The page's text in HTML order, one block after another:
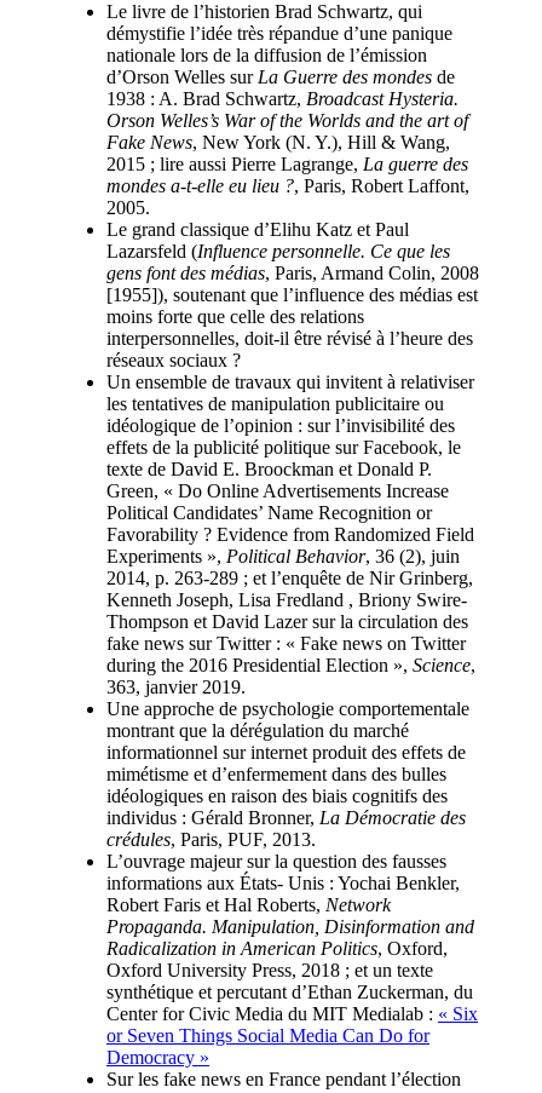
Le livre de l’historien Brad Schwartz, qui
démystifie l’idée très répandue d’une panique
nationale lors de la diffusion de l’émission
d’Orson Welles sur La Guerre des mondes de
1938 : A. Brad Schwartz, Broadcast Hysteria.
Orson Welles’s War of the Worlds and the art of
Fake News, New York (N. Y.), Hill & Wang,
2015 ; lire aussi Pierre Lagrange, La guerre des
mondes a-t-elle eu lieu ?, Paris, Robert Laffont,
2005.
Le grand classique d’Elihu Katz et Paul
Lazarsfeld (Influence personnelle. Ce que les
gens font des médias, Paris, Armand Colin, 2008
[1955]), soutenant que l’influence des médias est
moins forte que celle des relations
interpersonnelles, doit-il être révisé à l’heure des
réseaux sociaux ?
Un ensemble de travaux qui invitent à relativiser
les tentatives de manipulation publicitaire ou
idéologique de l’opinion : sur l’invisibilité des
effets de la publicité politique sur Facebook, le
texte de David E. Broockman et Donald P.
Green, « Do Online Advertisements Increase
Political Candidates’ Name Recognition or
Favorability ? Evidence from Randomized Field
Experiments », Political Behavior, 36 (2), juin
2014, p. 263-289 ; et l’enquête de Nir Grinberg,
Kenneth Joseph, Lisa Fredland , Briony Swire-
Thompson et David Lazer sur la circulation des
fake news sur Twitter : « Fake news on Twitter
during the 2016 Presidential Election », Science,
363, janvier 2019.
Une approche de psychologie comportementale
montrant que la dérégulation du marché
informationnel sur internet produit des effets de
mimétisme et d’enfermement dans des bulles
idéologiques en raison des biais cognitifs des
individus : Gérald Bronner, La Démocratie des
crédules, Paris, PUF, 2013.
L’ouvrage majeur sur la question des fausses
informations aux États- Unis : Yochai Benkler,
Robert Faris et Hal Roberts, Network
Propaganda. Manipulation, Disinformation and
Radicalization in American Politics, Oxford,
Oxford University Press, 2018 ; et un texte
synthétique et percutant d’Ethan Zuckerman, du
Center for Civic Media du MIT Medialab : « Six
or Seven Things Social Media Can Do for
Democracy »
Sur les fake news en France pendant l’élection